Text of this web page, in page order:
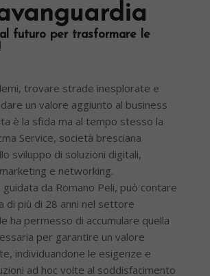
futuro per trasformare le
trovare strade inesplorate e
un valore aggiunto al business
è la sfida ma al tempo stesso la
Service, società bresciana
sviluppo di soluzioni digitali,
e networking.
guidata da Romano Peli, può contare
di più di 28 anni nel settore
ha permesso di accumulare quella
per garantire un valore
individuandone le esigenze e
ad hoc volte al soddisfacimento